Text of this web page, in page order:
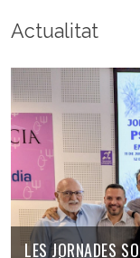
Actualitat
LES JORNADES